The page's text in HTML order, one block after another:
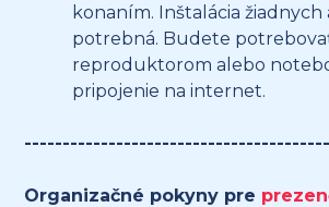
konaním. Inštalácia žiadnych
potrebná. Budete
reproduktorom alebo
pripojenie na internet.
Organizačné pokyny pre